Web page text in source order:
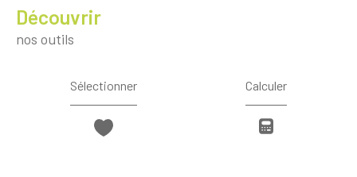
découvrir
nos outils
Sélectionner Calculer